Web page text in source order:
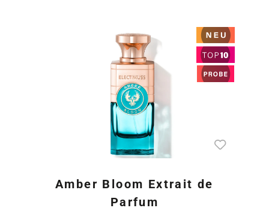
Amber Bloom Extrait de
Parfum